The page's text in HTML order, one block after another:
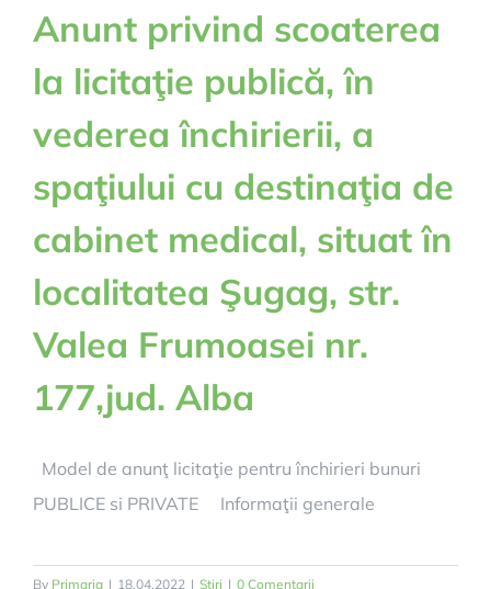
Anunt privind scoaterea
la licitaţie publică, în
vederea închirierii, a
spaţiului cu destinaţia de
cabinet medical, situat în
localitatea Şugag, str.
Valea Frumoasei nr.
177,jud. Alba
Model de anunţ licitaţie pentru închirieri bunuri
PUBLICE si PRIVATE Informaţii generale
By Primaria | 18.04.2022 | Știri | 0 Comentarii